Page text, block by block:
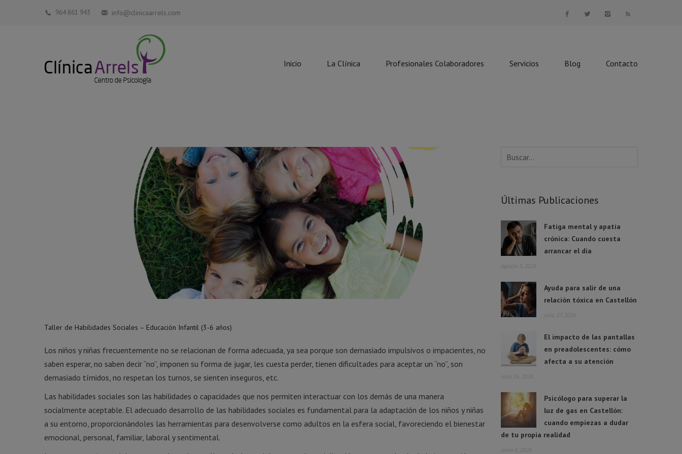
964 861 943 info@clinicaarrels.com
Inicio La Clínica Profesionales Colaboradores Servicios Blog Contacto
Taller de Habilidades Sociales – Educación Infantil (3-6 años)
Los niños y niñas frecuentemente no se relacionan de forma adecuada, ya sea porque son demasiado impulsivos o impacientes, no
saben esperar, no saben decir “no”, imponen su forma de jugar, les cuesta perder, tienen dificultades para aceptar un “no”, son
demasiado tímidos, no respetan los turnos, se sienten inseguros, etc.
Las habilidades sociales son las habilidades o capacidades que nos permiten interactuar con los demás de una manera
socialmente aceptable. El adecuado desarrollo de las habilidades sociales es fundamental para la adaptación de los niños y niñas
a su entorno, proporcionándoles las herramientas para desenvolverse como adultos en la esfera social, favoreciendo el bienestar
emocional, personal, familiar, laboral y sentimental.
Últimas Publicaciones
Fatiga mental y apatía
crónica: Cuando cuesta
arrancar el día
agosto 3, 2026
Ayuda para salir de una
relación tóxica en Castellón
julio 27, 2026
El impacto de las pantallas
en preadolescentes: cómo
afecta a su atención
julio 16, 2026
Psicólogo para superar la
luz de gas en Castellón:
cuando empiezas a dudar
de tu propia realidad
junio 6, 2026